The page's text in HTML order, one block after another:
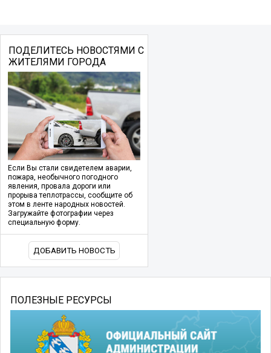
ПОДЕЛИТЕСЬ НОВОСТЯМИ С
ЖИТЕЛЯМИ ГОРОДА
Если Вы стали свидетелем аварии,
пожара, необычного погодного
явления, провала дороги или
прорыва теплотрассы, сообщите об
этом в ленте народных новостей.
Загружайте фотографии через
специальную форму.
ДОБАВИТЬ НОВОСТЬ
ПОЛЕЗНЫЕ РЕСУРСЫ